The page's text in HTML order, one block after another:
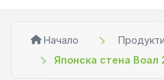
Начало
Японска стена Воал